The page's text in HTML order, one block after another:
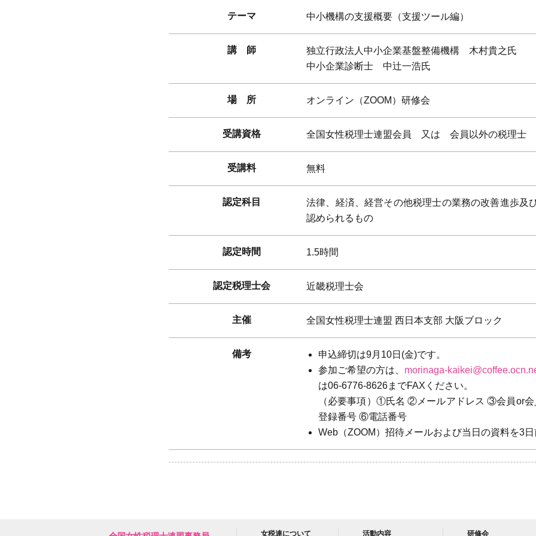
テーマ 中小機構の支援概要（支援ツール編）
講 師
独立行政法人中小企業基盤整備機構 木村貴之氏
中小企業診断士 中辻一浩氏
場 所 オンライン（ZOOM）研修会
受講資格 全国女性税理士連盟会員 又は 会員以外の税理士
受講料 無料
認定科目
法律、経済、経営その他税理士の業務の改善進歩及
認められるもの
認定時間 1.5時間
認定税理士会 近畿税理士会
主催 全国女性税理士連盟 西日本支部 大阪ブロック
備考
申込締切は9月10日(金)です。
参加ご希望の方は、 morinaga-
は06-6776-8626までFAXください。
（必要事項）①氏名 ②メールアドレス ③会員or
登録番号 ⑥電話番号
Web（ZOOM）招待メールおよび当日の資料を3日
女税連について 活動内容 研修会